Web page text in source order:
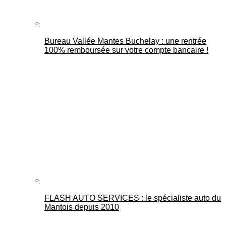
Bureau Vallée Mantes Buchelay : une rentrée
100% remboursée sur votre compte bancaire !
FLASH AUTO SERVICES : le spécialiste auto du
Mantois depuis 2010